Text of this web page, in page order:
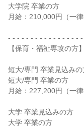
大学院 卒業の方
月給：210,000円（一律
- - - - - - - - - - - - - - - -
【保育・福祉専攻の方】
短大/専門 卒業見込みの
短大/専門 卒業の方
月給：227,200円（一律
大学 卒業見込みの方
大学 卒業の方